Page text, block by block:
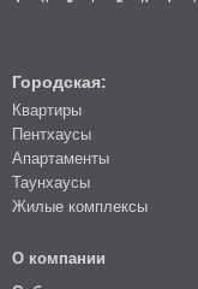
Городская:
Квартиры
Пентхаусы
Апартаменты
Таунхаусы
Жилые комплексы
О компании